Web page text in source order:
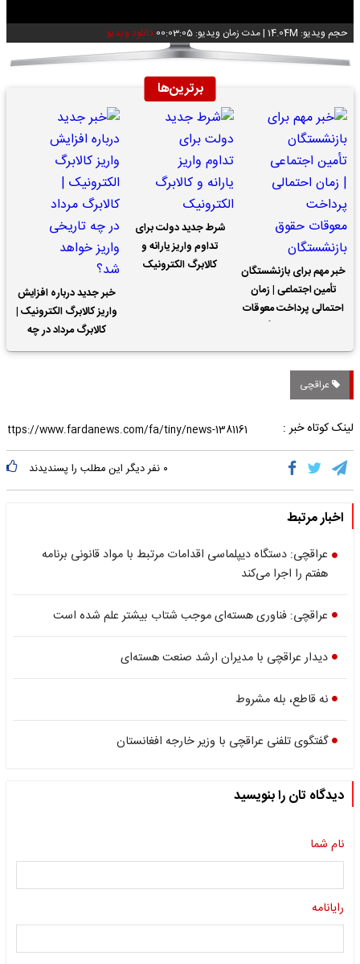
حجم ویدیو: 14.04M |مدت زمان ویدیو: 00:03:05 دانلود ویدیو
برترین‌ها
خبر مهم برای بازنشستگان
تأمین اجتماعی | زمان
احتمالی پرداخت معوقات
شرط جدید دولت برای
تداوم واریز یارانه و
کالابرگ الکترونیک
خبر جدید درباره افزایش
واریز کالابرگ الکترونیک |
کالابرگ مرداد در چه
تاریخی واریز خواهد شد؟
عراقچی
لینک کوتاه خبر :
۰ نفر دیگر این مطلب را پسندیدند
اخبار مرتبط
عراقچی: دستگاه دیپلماسی اقدامات مرتبط با مواد قانونی برنامه
هفتم را اجرا می‌کند
عراقچی: فناوری هسته‌ای موجب شتاب بیشتر علم شده است
دیدار عراقچی با مدیران ارشد صنعت هسته‌ای
نه قاطع، بله مشروط
گفتگوی تلفنی عراقچی با وزیر خارجه افغانستان
دیدگاه تان را بنویسید
نام شما
رایانامه